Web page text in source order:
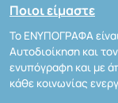
Ποιοι είμαστε
Το ΕΝΥΠΟΓΡΑΦΑ
Αυτοδιοίκηση και
ενυπόγραφη και με
κάθε κοινωνίας